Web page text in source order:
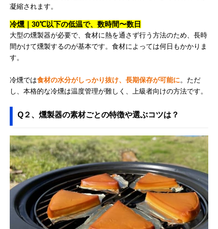
凝縮されます。
冷燻｜30℃以下の低温で、数時間〜数日
大型の燻製器が必要で、食材に熱を通さず行う方法のため、長時
間かけて燻製するのが基本です。食材によっては何日もかかりま
す。
冷燻では食材の水分がしっかり抜け、長期保存が可能に。ただ
し、本格的な冷燻は温度管理が難しく、上級者向けの方法です。
Q２、燻製器の素材ごとの特徴や選ぶコツは？